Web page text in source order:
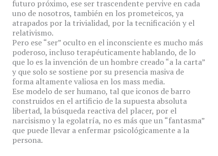
futuro próximo, ese ser trascendente pervive en cada
uno de nosotros, también en los prometeicos, ya
atrapados por la trivialidad, por la tecnificación y el
relativismo.
Pero ese “ser” oculto en el inconsciente es mucho más
poderoso, incluso terapéuticamente hablando, de lo
que lo es la invención de un hombre creado “a la carta”
y que solo se sostiene por su presencia masiva de
forma altamente valiosa en los mass media.
Ese modelo de ser humano, tal que iconos de barro
construidos en el artificio de la supuesta absoluta
libertad, la búsqueda reactiva del placer, por el
narcisismo y la egolatría, no es más que un “fantasma”
que puede llevar a enfermar psicológicamente a la
persona.